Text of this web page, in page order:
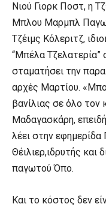
Νιού Γιορκ Ποστ, η
Μπλου Μαρμπλ
Τζέιμς Κόλεριτζ,
“Μπέλα
σταματήσει την
αρχές Μαρτίου.
βανίλιας σε όλο τον
Μαδαγασκάρη,
λέει στην εφημερίδα
Θέιλιερ,ιδρυτής
παγωτού Όπο.
Και το κόστος δεν